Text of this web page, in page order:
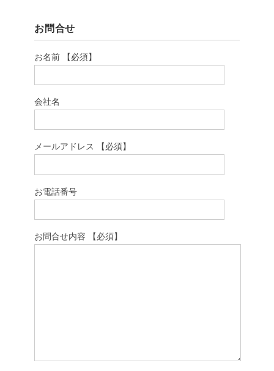
お問合せ
お名前 【必須】
会社名
メールアドレス 【必須】
お電話番号
お問合せ内容 【必須】